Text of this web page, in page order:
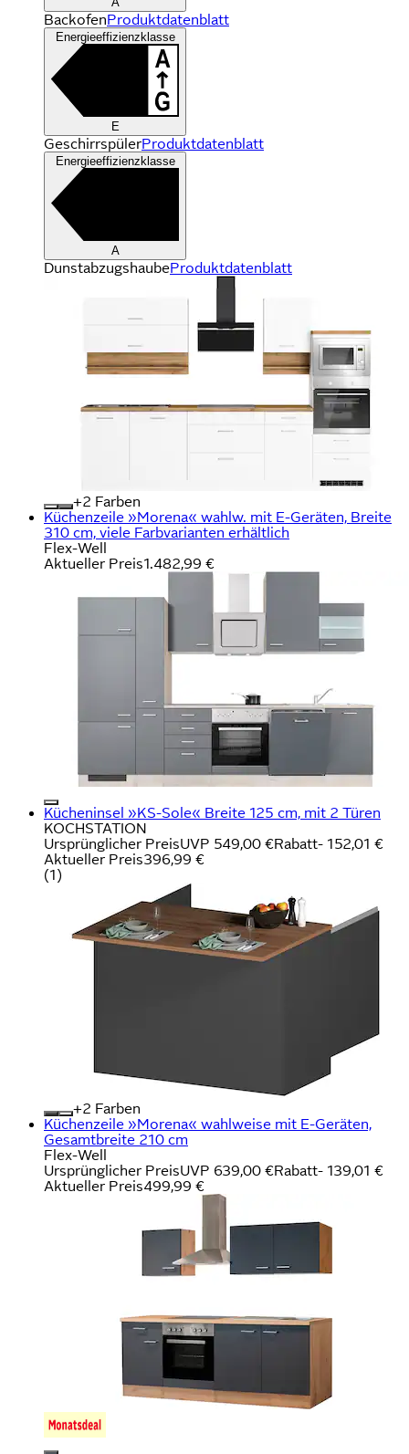
BackofenProduktdatenblatt
Energieeffizienzklasse
E
GeschirrspülerProduktdatenblatt
Energieeffizienzklasse
A
DunstabzugshaubeProduktdatenblatt
+
Farben
Küchenzeile »Morena« wahlw. mit E-Geräten, Breite
310 cm, viele Farbvarianten erhältlich
Flex-Well
Aktueller Preis1.482,99 €
Kücheninsel »KS-Sole« Breite 125 cm, mit 2 Türen
KOCHSTATION
Ursprünglicher PreisUVP 549,00 €Rabatt- 152,01 €
Aktueller Preis396,99 €
(1)
+
Farben
Küchenzeile »Morena« wahlweise mit E-Geräten,
Gesamtbreite 210 cm
Flex-Well
Ursprünglicher PreisUVP 639,00 €Rabatt- 139,01 €
Aktueller Preis499,99 €